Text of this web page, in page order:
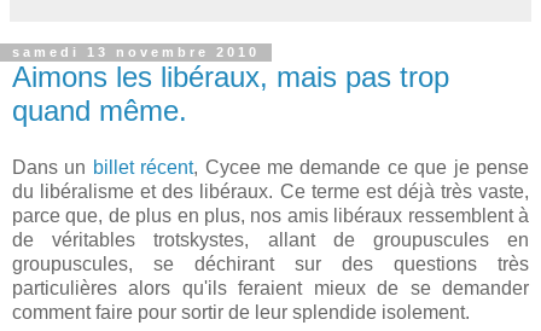
samedi 13 novembre 2010
Aimons les libéraux, mais pas trop
quand même.
Dans un billet récent, Cycee me demande ce que je pense
du libéralisme et des libéraux. Ce terme est déjà très vaste,
parce que, de plus en plus, nos amis libéraux ressemblent à
de véritables trotskystes, allant de groupuscules en
groupuscules, se déchirant sur des questions très
particulières alors qu'ils feraient mieux de se demander
comment faire pour sortir de leur splendide isolement.